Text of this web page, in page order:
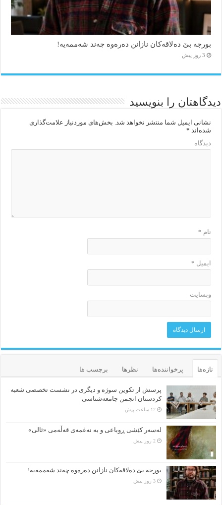
بورجە بێ دەلاقەکان نازانن دەرەوە چەند شەممەیە!
3 روز پیش
دیدگاهتان را بنویسید
نشانی ایمیل شما منتشر نخواهد شد. بخش‌های موردنیاز علامت‌گذاری
شده‌اند *
دیدگاه
نام *
ایمیل *
وبسایت
تازه‌ها پرخواننده‌ها نظرها برچسب ها
پرسش از تکوین سوژه و دیگری در نشست تخصصی شعبه
کردستان انجمن جامعه‌شناسی
12 ساعت پیش
لەسەر کێشی ڕوباعی و به نەغمەی قەڵەمی «ئالی»
2 روز پیش
بورجە بێ دەلاقەکان نازانن دەرەوە چەند شەممەیە!
3 روز پیش